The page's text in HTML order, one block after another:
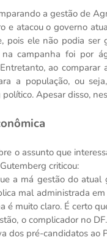
a gestão de
e atacou o governo
pois ele não podia ser
na campanha foi por
ao
a população, ou
Apesar disso,
o assunto que
criticou:
a má gestão do
mal administrada
é muito claro. É certo
o complicador no
dos pré-candidatos ao